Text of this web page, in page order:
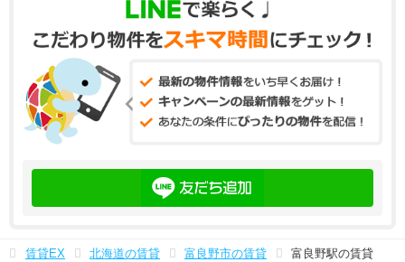
賃貸EX 北海道の賃貸 富良野市の賃貸 富良野駅の賃貸